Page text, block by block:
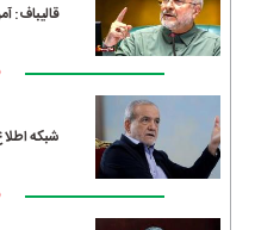
قالیباف:
شبکه